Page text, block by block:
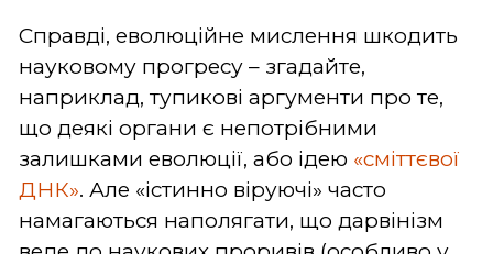
Справді, еволюційне мислення шкодить
науковому прогресу – згадайте,
наприклад, тупикові аргументи про те,
що деякі органи є непотрібними
залишками еволюції, або ідею «сміттєвої
ДНК». Але «істинно віруючі» часто
намагаються наполягати, що дарвінізм